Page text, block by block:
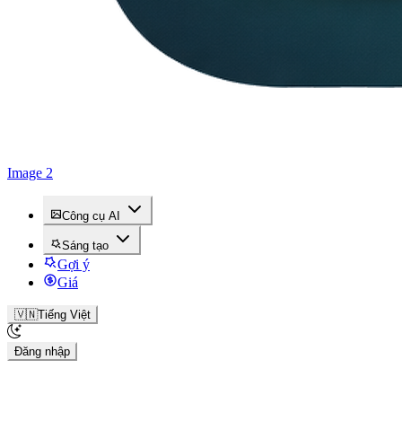
Image 2
Công cụ AI
Sáng tạo
Gợi ý
Giá
🇻🇳Tiếng Việt
Đăng nhập